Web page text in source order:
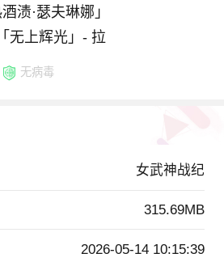
渍·瑟夫琳娜」
无上辉光」- 拉
无病毒
女武神战纪
315.69MB
2026-05-14 10:15:39